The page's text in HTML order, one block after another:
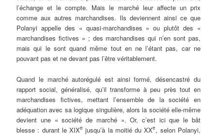
l’échange et le compte. Mais le marché leur affecte un prix
comme aux autres marchandises. Ils deviennent ainsi ce que
Polanyi appelle des « quasi-marchandises » ou plutôt des «
marchandises fictives » ; des marchandises qui n’en sont pas,
mais qui le sont quand même tout en ne l’étant pas, car ne
pouvant pas et ne devant pas l’être véritablement.
Quand le marché autorégulé est ainsi formé, désencastré du
rapport social, généralisé, qu’il transforme à peu près tout en
marchandises fictives, mettant l’ensemble de la société en
adéquation avec sa logique singulière, alors la société elle-même
devient une « société de marché ». Or, c’est ici que le bât
blesse : durant le XIXe jusqu’à la moitié du XXe, selon Polanyi,